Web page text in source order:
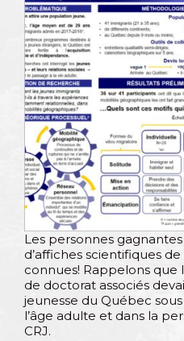
Les personnes
d’affiches scientifiques
connues! Rappelons que
de doctorat associés
jeunesse du Québec
l’âge adulte et dans la
CRJ.